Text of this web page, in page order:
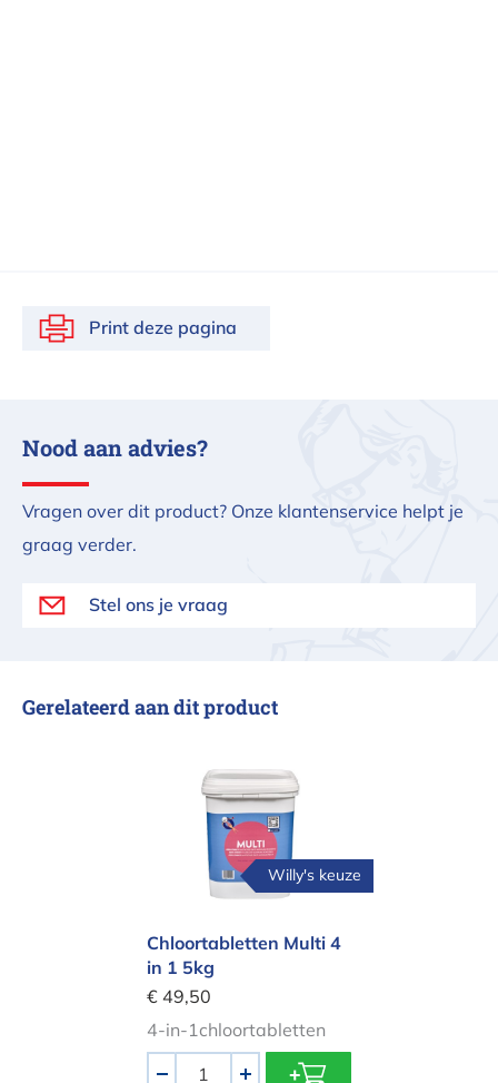
Print deze pagina
Nood aan advies?
Vragen over dit product? Onze klantenservice helpt je
graag verder.
Stel ons je vraag
Gerelateerd aan dit product
Chloortabletten Multi 4 in 1 5kg
Willy's keuze
Chloortabletten Multi 4
in 1 5kg
€ 49,50
4-in-1chloortabletten